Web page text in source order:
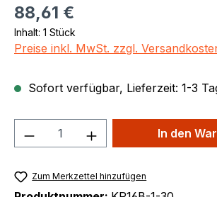
Regulärer Preis:
88,61 €
Inhalt: 1 Stück
Preise inkl. MwSt. zzgl.
Sofort verfügbar, Lieferzeit: 1-3
Produkt Anzahl: Gib den
In den
Zum Merkzettel hinzufügen